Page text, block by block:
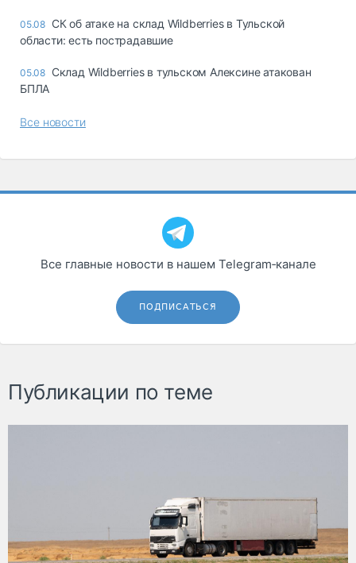
05.08 СК об атаке на склад Wildberries в Тульской
области: есть пострадавшие
05.08 Склад Wildberries в тульском Алексине атакован
БПЛА
Все новости
Все главные новости в нашем Telegram‑канале
ПОДПИСАТЬСЯ
Публикации по теме